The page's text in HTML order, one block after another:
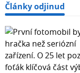
Články odjinud